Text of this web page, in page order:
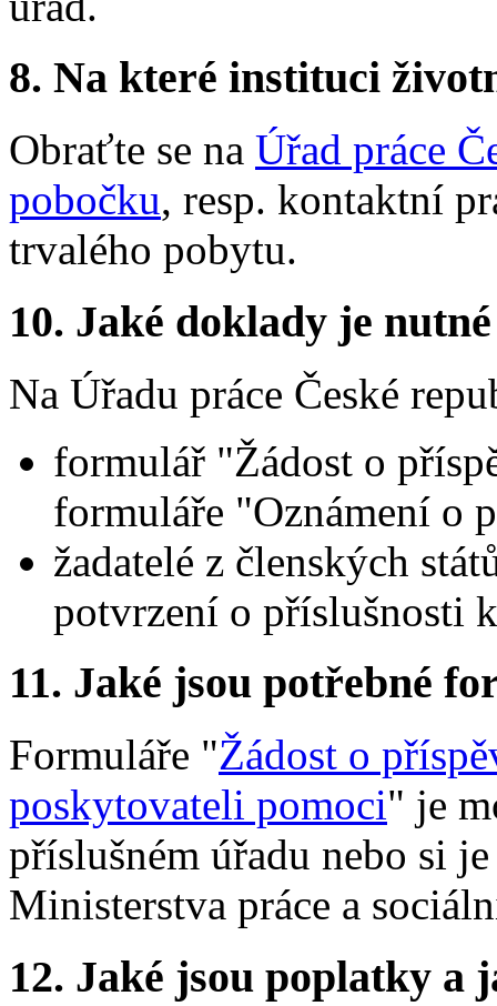
8. Na které instituci
Obraťte se na Úřad práce
pobočku, resp. kontaktní
trvalého pobytu.
10. Jaké doklady je
Na Úřadu práce České
formulář "Žádost o
formuláře "Oznámení o
žadatelé z členských
potvrzení o příslušnosti
11. Jaké jsou potřebné
Formuláře "Žádost o
poskytovateli pomoci" je
příslušném úřadu nebo si
Ministerstva práce a
12. Jaké jsou poplatky a